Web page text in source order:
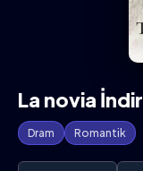
La novia İndir
Dram Romantik